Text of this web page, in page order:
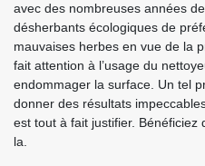
avec des nombreuses années
désherbants écologiques de
mauvaises herbes en vue de la
fait attention à l’usage du
endommager la surface. Un tel
donner des résultats
est tout à fait justifier.
la.